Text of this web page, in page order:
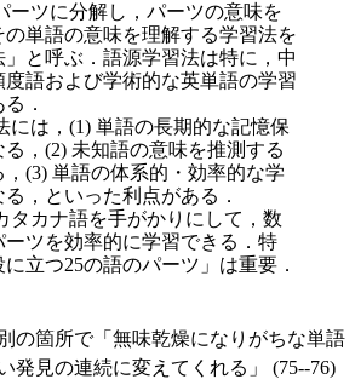
ーツに分解し，パーツの意味を
単語の意味を理解する学習法を
」と呼ぶ．語源学習法は特に，中
語および学術的な英単語の学習
．
には，(1) 単語の長期的な記憶保
，(2) 未知語の意味を推測する
，(3) 単語の体系的・効率的な学
，といった利点がある．
タカナ語を手がかりにして，数
ーツを効率的に学習できる．特
立つ25の語のパーツ」は重要．
の箇所で「無味乾燥になりがちな単語
発見の連続に変えてくれる」 (75--76)